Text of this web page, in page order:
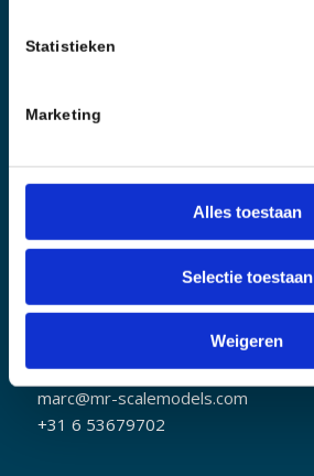
Statistieken
Marketing
Alles toestaan
Selectie toestaan
Weigeren
in schaal 1:14,5
marc@mr-scalemodels.com
+31 6 53679702